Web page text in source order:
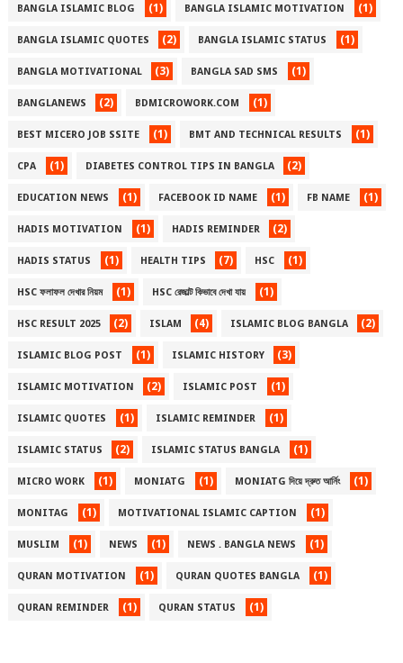
BANGLA ISLAMIC BLOG (1) BANGLA ISLAMIC MOTIVATION (1)
BANGLA ISLAMIC QUOTES (2) BANGLA ISLAMIC STATUS (1)
BANGLA MOTIVATIONAL (3) BANGLA SAD SMS (1)
BANGLANEWS (2) BDMICROWORK.COM (1)
BEST MICERO JOB SSITE (1) BMT AND TECHNICAL RESULTS (1)
CPA (1) DIABETES CONTROL TIPS IN BANGLA (2)
EDUCATION NEWS (1) FACEBOOK ID NAME (1) FB NAME (1)
HADIS MOTIVATION (1) HADIS REMINDER (2)
HADIS STATUS (1) HEALTH TIPS (7) HSC (1)
HSC ফলাফল দেখার নিয়ম (1) HSC রেজাল্ট কিভাবে দেখা যায় (1)
HSC RESULT 2025 (2) ISLAM (4) ISLAMIC BLOG BANGLA (2)
ISLAMIC BLOG POST (1) ISLAMIC HISTORY (3)
ISLAMIC MOTIVATION (2) ISLAMIC POST (1)
ISLAMIC QUOTES (1) ISLAMIC REMINDER (1)
ISLAMIC STATUS (2) ISLAMIC STATUS BANGLA (1)
MICRO WORK (1) MONIATG (1) MONIATG দিয়ে দ্রুত আর্নিং (1)
MONITAG (1) MOTIVATIONAL ISLAMIC CAPTION (1)
MUSLIM (1) NEWS (1) NEWS . BANGLA NEWS (1)
QURAN MOTIVATION (1) QURAN QUOTES BANGLA (1)
QURAN REMINDER (1) QURAN STATUS (1)